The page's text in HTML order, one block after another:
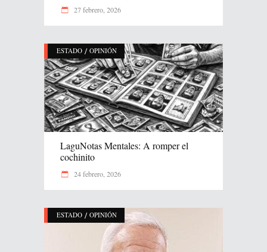
27 febrero, 2026
ESTADO / OPINIÓN
LaguNotas Mentales: A romper el
cochinito
24 febrero, 2026
ESTADO / OPINIÓN